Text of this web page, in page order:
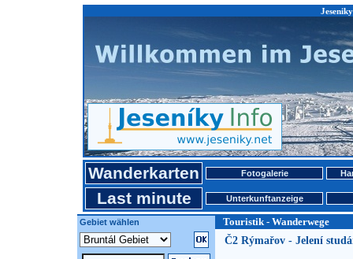
Wanderkarten Fotogalerie
Last minute Unterkunftanzeige
Gebiet wählen Touristik - Wanderwege
Č2 Rýmařov - Jelení